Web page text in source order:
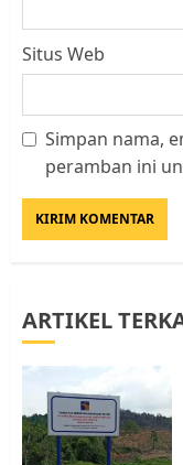
Situs Web
Simpan nama,
peramban ini
ARTIKEL
4